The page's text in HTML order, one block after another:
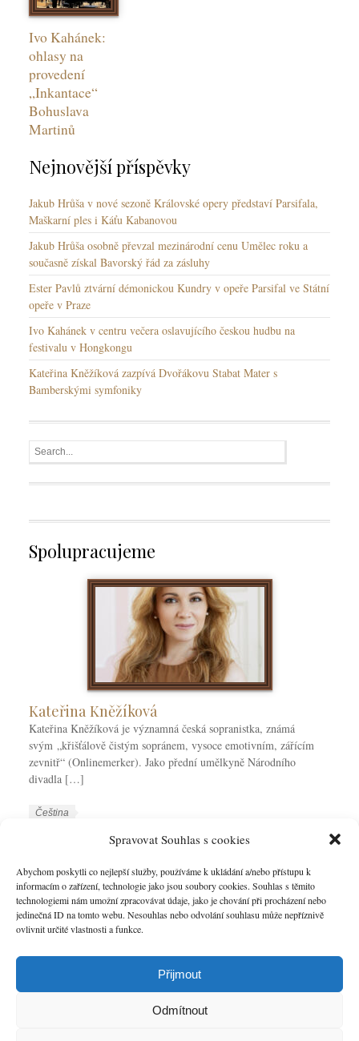
Spravovat Souhlas s cookies
Abychom poskytli co nejlepší služby, používáme k ukládání a/nebo přístupu k
informacím o zařízení, technologie jako jsou soubory cookies. Souhlas s těmito
technologiemi nám umožní zpracovávat údaje, jako je chování při procházení nebo
jedinečná ID na tomto webu. Nesouhlas nebo odvolání souhlasu může nepříznivě
ovlivnit určité vlastnosti a funkce.
Přijmout
Odmítnout
Ivo Kahánek:
ohlasy na
provedení
„Inkantace“
Bohuslava
Martinů
Nejnovější příspěvky
Jakub Hrůša v nové sezoně Královské opery představí Parsifala,
Maškarní ples i Káťu Kabanovou
Jakub Hrůša osobně převzal mezinárodní cenu Umělec roku a
současně získal Bavorský řád za zásluhy
Ester Pavlů ztvární démonickou Kundry v opeře Parsifal ve Státní
opeře v Praze
Ivo Kahánek v centru večera oslavujícího českou hudbu na
festivalu v Hongkongu
Kateřina Kněžíková zazpívá Dvořákovu Stabat Mater s
Bamberskými symfoniky
Spolupracujeme
Kateřina Kněžíková
Kateřina Kněžíková je významná česká sopranistka, známá
svým „křišťálově čistým sopránem, vysoce emotivním, zářícím
zevnitř“ (Onlinemerker). Jako přední umělkyně Národního
divadla […]
W
C
a
t
e
g
r
k
y
Čeština
r
k
T
a
s
Kateřina Kněžíková
VÍCE